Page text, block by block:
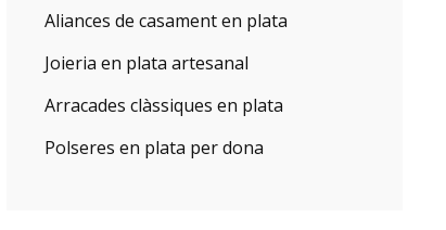
Aliances de casament en plata
Joieria en plata artesanal
Arracades clàssiques en plata
Polseres en plata per dona